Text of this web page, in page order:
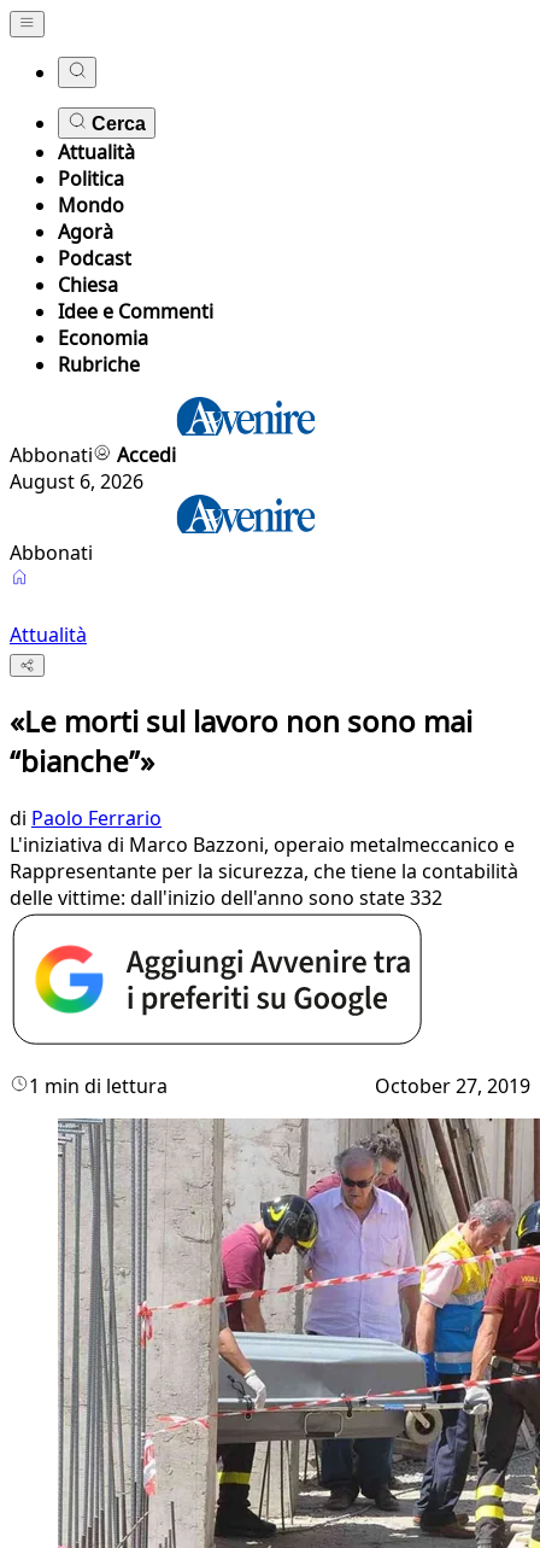
Cerca
Attualità
Politica
Mondo
Agorà
Podcast
Chiesa
Idee e Commenti
Economia
Rubriche
Abbonati
Accedi
August 6, 2026
Abbonati
Attualità
«Le morti sul lavoro non sono mai
“bianche”»
di Paolo Ferrario
L'iniziativa di Marco Bazzoni, operaio metalmeccanico e
Rappresentante per la sicurezza, che tiene la contabilità
delle vittime: dall'inizio dell'anno sono state 332
1 min di lettura October 27, 2019